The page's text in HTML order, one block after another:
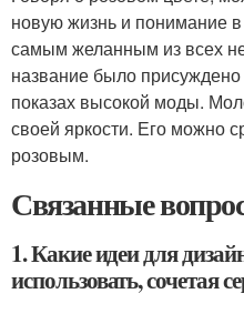
новую жизнь и понимание
самым желанным из всех
название было
показах высокой моды.
своей яркости. Его можно
розовым.
Связанные
1. Какие идеи для
использовать, сочетая